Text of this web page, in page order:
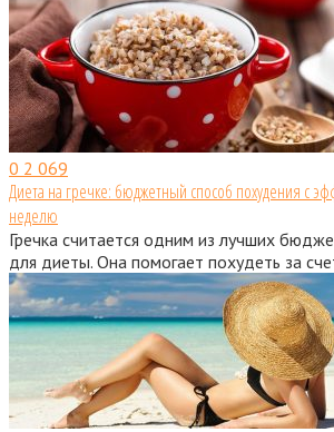
0 2 069
Диета на гречке: бюджетный способ похудения с
неделю
Гречка считается одним из лучших
для диеты. Она помогает похудеть за